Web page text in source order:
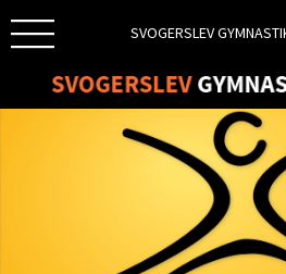
SVOGERSLEV